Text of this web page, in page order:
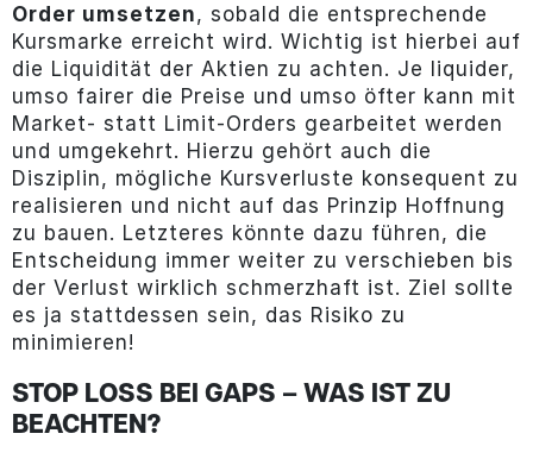
Order umsetzen, sobald die entsprechende
Kursmarke erreicht wird. Wichtig ist hierbei auf
die Liquidität der Aktien zu achten. Je liquider,
umso fairer die Preise und umso öfter kann mit
Market- statt Limit-Orders gearbeitet werden
und umgekehrt. Hierzu gehört auch die
Disziplin, mögliche Kursverluste konsequent zu
realisieren und nicht auf das Prinzip Hoffnung
zu bauen. Letzteres könnte dazu führen, die
Entscheidung immer weiter zu verschieben bis
der Verlust wirklich schmerzhaft ist. Ziel sollte
es ja stattdessen sein, das Risiko zu
minimieren!
STOP LOSS BEI GAPS – WAS IST ZU
BEACHTEN?